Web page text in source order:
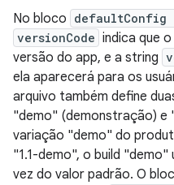
No bloco
versionCode indica que
versão do app, e a string
ela aparecerá para os
arquivo também define
"demo" (demonstração) e
variação "demo" do
"1.1-demo", o build "demo"
vez do valor padrão. O